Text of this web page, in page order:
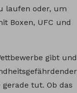
laufen oder, um
Boxen, UFC und
gibt und
tut. Ob das